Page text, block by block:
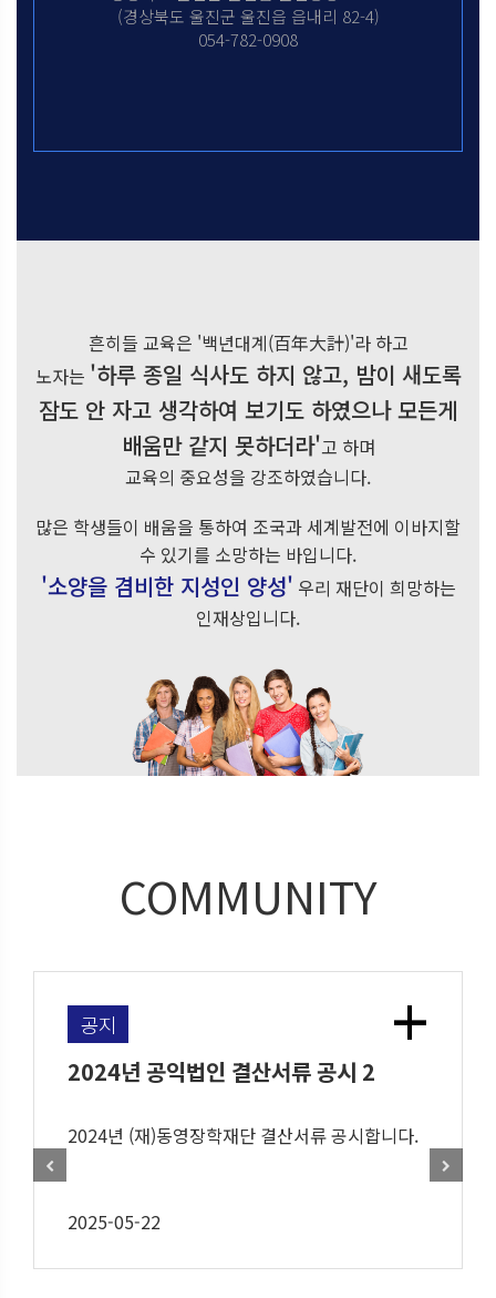
(경상북도 울진군 울진읍 읍내리 82-4)
054-782-0908
흔히들 교육은 '백년대계(百年大計)'라 하고
노자는 '하루 종일 식사도 하지 않고, 밤이 새도록
잠도 안 자고 생각하여 보기도 하였으나 모든게
배움만 같지 못하더라'고 하며
교육의 중요성을 강조하였습니다.
많은 학생들이 배움을 통하여 조국과 세계발전에 이바지할
수 있기를 소망하는 바입니다.
'소양을 겸비한 지성인 양성' 우리 재단이 희망하는
인재상입니다.
COMMUNITY
공지 +
2024년 공익법인 결산서류 공시 2
2024년 (재)동영장학재단 결산서류 공시합니다.
2025-05-22